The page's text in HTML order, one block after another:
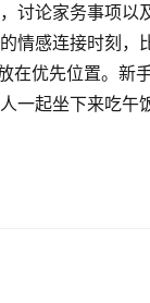
讨论家务事项以
情感连接时刻，
在优先位置。新
一起坐下来吃午饭